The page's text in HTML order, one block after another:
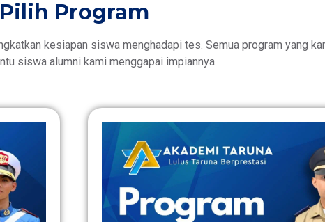
Pilih Program
kesiapan siswa menghadapi tes. Semua program yang
siswa alumni kami menggapai impiannya.